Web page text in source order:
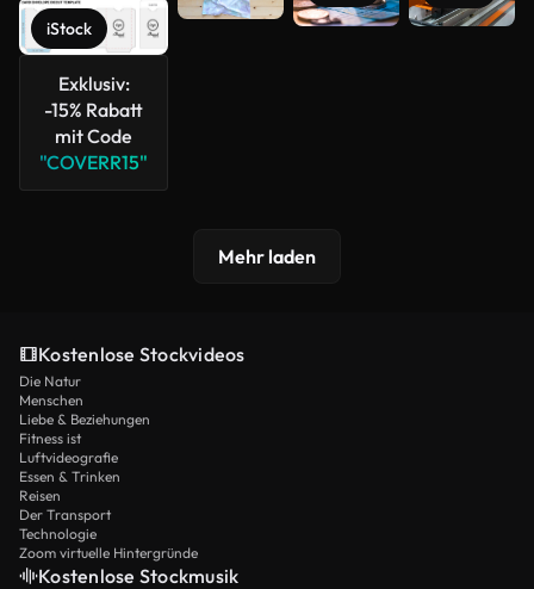
iStock
Exklusiv:
-15% Rabatt
mit Code
"COVERR15"
Mehr laden
Kostenlose Stockvideos
Die Natur
Menschen
Liebe & Beziehungen
Fitness ist
Luftvideografie
Essen & Trinken
Reisen
Der Transport
Technologie
Zoom virtuelle Hintergründe
Kostenlose Stockmusik